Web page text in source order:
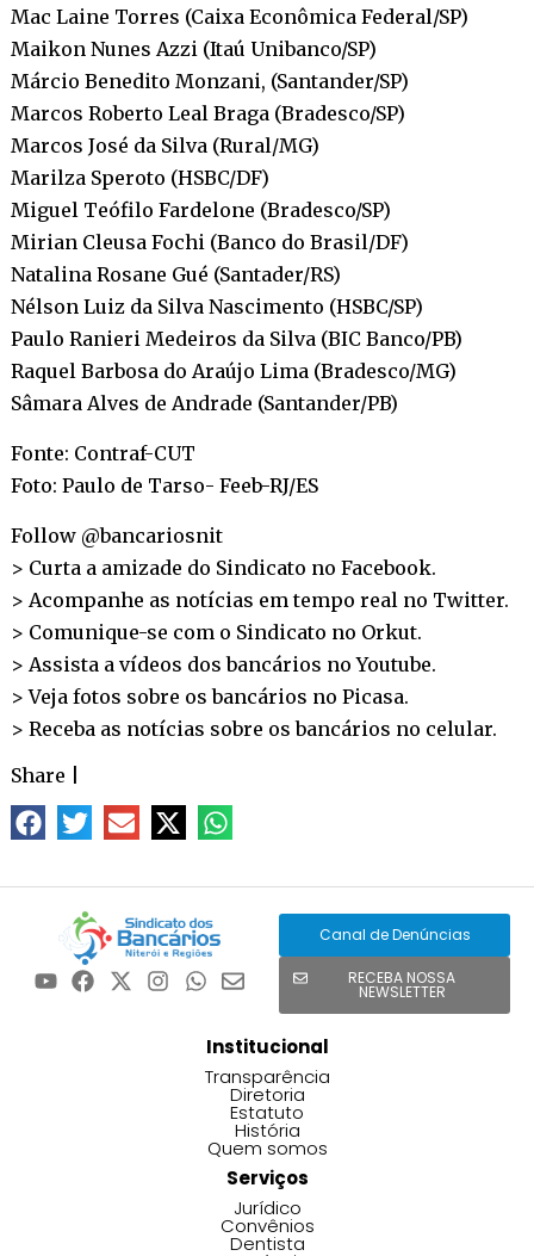
Mac Laine Torres (Caixa Econômica Federal/SP)
Maikon Nunes Azzi (Itaú Unibanco/SP)
Márcio Benedito Monzani, (Santander/SP)
Marcos Roberto Leal Braga (Bradesco/SP)
Marcos José da Silva (Rural/MG)
Marilza Speroto (HSBC/DF)
Miguel Teófilo Fardelone (Bradesco/SP)
Mirian Cleusa Fochi (Banco do Brasil/DF)
Natalina Rosane Gué (Santader/RS)
Nélson Luiz da Silva Nascimento (HSBC/SP)
Paulo Ranieri Medeiros da Silva (BIC Banco/PB)
Raquel Barbosa do Araújo Lima (Bradesco/MG)
Sâmara Alves de Andrade (Santander/PB)
Fonte: Contraf-CUT
Foto: Paulo de Tarso- Feeb-RJ/ES
Follow @bancariosnit
> Curta a amizade do Sindicato no Facebook.
> Acompanhe as notícias em tempo real no Twitter.
> Comunique-se com o Sindicato no Orkut.
> Assista a vídeos dos bancários noYoutube.
> Veja fotos sobre os bancários no Picasa.
> Receba as notícias sobre os bancários no celular.
Share
Canal de Denúncias
RECEBA NOSSA
NEWSLETTER
Institucional
Transparência
Diretoria
Estatuto
História
Quem somos
Serviços
Jurídico
Convênios
Dentista